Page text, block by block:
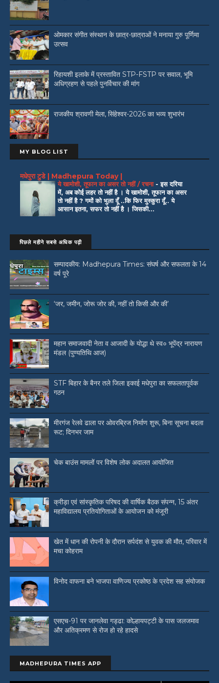
ओमकार संगीत संस्थान के छात्र-छात्राओं ने मनाया गुरु पूर्णिमा
उत्सव
रिहायशी इलाके में प्रस्तावित STP-FSTP पर सवाल, भूमि
अधिग्रहण से पहले पुनर्विचार की मांग
राजकीय श्रावणी मेला, सिंहेश्वर-2026 का भव्य शुभारंभ
MY BLOG LIST
मधेपुरा टुडे | Madhepura Today |
ये खामोशी, तूफान का असर तो नहीं / रचना -इस दरिया
में, अब कोई लहर तो नहीं है । ये खामोशी, तूफान का असर
तो नहीं है ? गमों को भुला दूँ ..कि फिर मुस्कुरा दूँ.. ये
आसान इतना, सफर तो नहीं है । जिसकी...
पिछले महीने सबसे अधिक पढ़ी
सम्पादकीय: Madhepura Times: संघर्ष और सफलता के 14
वर्ष पूरे
‘जर, जमीन, जोरू जोर की, नहीं तो किसी और की’
महान समाजवादी नेता व आजादी के योद्धा थे स्व० भूपेंद्र नारायण
मंडल (पुण्यतिथि आज)
STF बिहार के बैनर तले जिला इकाई मधेपुरा का सफलतापूर्वक
गठन
मीरगंज रेलवे ढाला पर ओवरब्रिज निर्माण शुरू, बिना सूचना बदला
रूट; दिनभर जाम
चेक बाउंस मामलों पर विशेष लोक अदालत आयोजित
क्रीड़ा एवं सांस्कृतिक परिषद की वार्षिक बैठक संपन्न, 15 अंतर
महाविद्यालय प्रतियोगिताओं के आयोजन को मंजूरी
खेत में धान की रोपनी के दौरान सर्पदंश से युवक की मौत, परिवार में
मचा कोहराम
विनोद वाफना बने भाजपा वाणिज्य प्रकोष्ठ के प्रदेश सह संयोजक
एसएच-91 पर जानलेवा गड्ढा: कोल्हायपट्टी के पास जलजमाव
और अतिक्रमण से रोज हो रहे हादसे
MADHEPURA TIMES APP